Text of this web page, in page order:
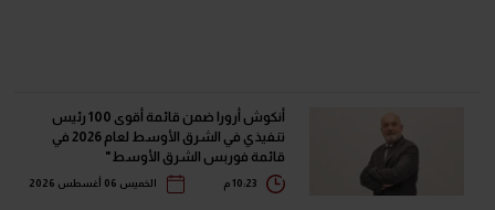
أنكوش أرورا ضمن قائمة أقوى 100 رئيس
تنفيذي في الشرق الأوسط لعام 2026 في
قائمة فوربس الشرق الأوسط"
الخميس 06 أغسطس 2026